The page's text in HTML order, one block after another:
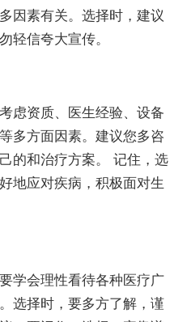
因素有关。选择时，建议
轻信夸大宣传。
虑资质、医生经验、设备
多方面因素。建议您多咨
的和治疗方案。 记住，选
地应对疾病，积极面对生
学会理性看待各种医疗广
选择时，要多方了解，谨